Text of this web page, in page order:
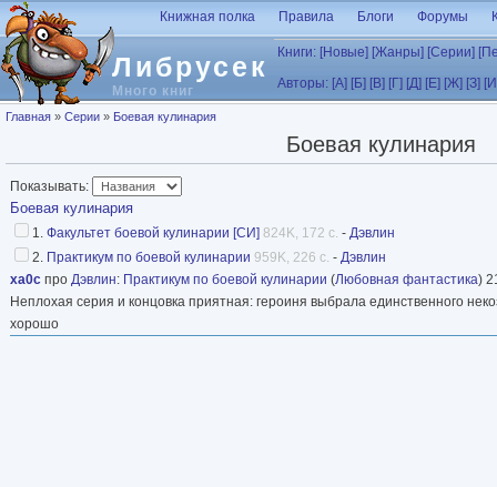
Перейти к основному содержанию
Либрусек
Много книг
Книжная полка Правила Блоги Форумы
Книги: [Новые] [Жанры] [Серии]
Авторы: [А] [Б] [В] [Г] [Д] [Е] [Ж] [З]
Вы здесь
Главная » Серии » Боевая кулинария
Боевая кулинария
Показывать:
Боевая кулинария
1. Факультет боевой кулинарии [СИ] 824K, 172 с. - Дэвлин
2. Практикум по боевой кулинарии 959K, 226 с. - Дэвлин
xa0c про Дэвлин: Практикум по боевой кулинарии (Любовная фантастика)
Неплохая серия и концовка приятная: героиня выбрала единственного
хорошо